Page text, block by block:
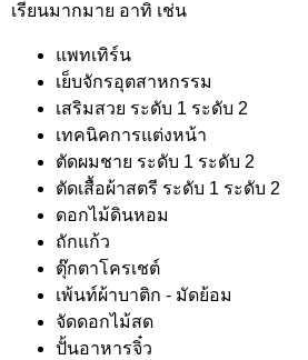
เรียนมากมาย อาทิ เช่น
แพทเทิร์น
เย็บจักรอุตสาหกรรม
เสริมสวย ระดับ 1 ระดับ 2
เทคนิคการแต่งหน้า
ตัดผมชาย ระดับ 1 ระดับ 2
ตัดเสื้อผ้าสตรี ระดับ 1 ระดับ 2
ดอกไม้ดินหอม
ถักแก้ว
ตุ๊กตาโครเชต์
เพ้นท์ผ้าบาติก - มัดย้อม
จัดดอกไม้สด
ปั้นอาหารจิ๋ว